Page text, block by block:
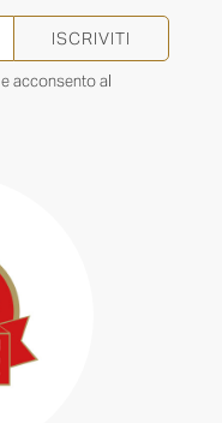
ISCRIVITI
e acconsento al